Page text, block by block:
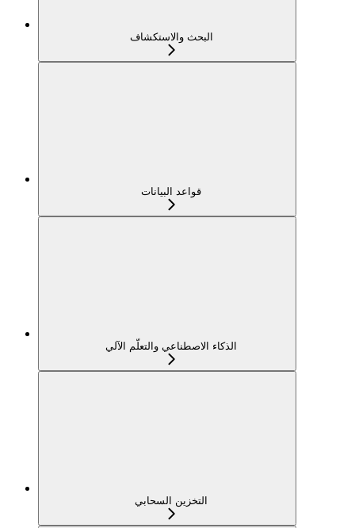
البحث والاستكشاف
قواعد البيانات
الذكاء الاصطناعي والتعلّم الآلي
التخزين السحابي